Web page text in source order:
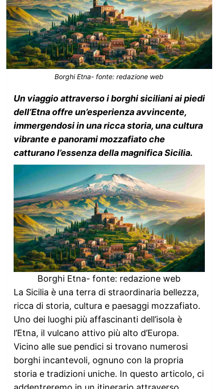
Borghi Etna- fonte: redazione web
Un viaggio attraverso i borghi siciliani ai piedi
dell’Etna offre un’esperienza avvincente,
immergendosi in una ricca storia, una cultura
vibrante e panorami mozzafiato che
catturano l’essenza della magnifica Sicilia.
Borghi Etna- fonte: redazione web
La Sicilia è una terra di straordinaria bellezza,
ricca di storia, cultura e paesaggi mozzafiato.
Uno dei luoghi più affascinanti dell’isola è
l’Etna, il vulcano attivo più alto d’Europa.
Vicino alle sue pendici si trovano numerosi
borghi incantevoli, ognuno con la propria
storia e tradizioni uniche. In questo articolo, ci